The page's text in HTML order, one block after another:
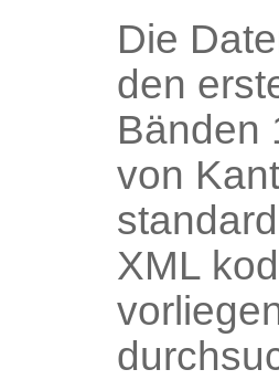
Die
den
Bänden
von
XML